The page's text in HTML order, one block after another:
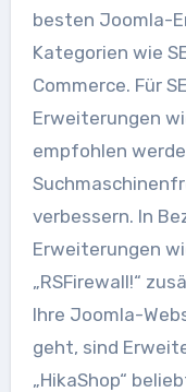
besten Joomla-
Kategorien wie
Commerce. Für
Erweiterungen
empfohlen
verbessern. In
Erweiterungen
„RSFirewall!“
Ihre Joomla-
geht, sind
„HikaShop“